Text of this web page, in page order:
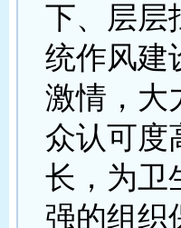
下、层层
统作风建
激情，大
众认可度
长，为卫
强的组织